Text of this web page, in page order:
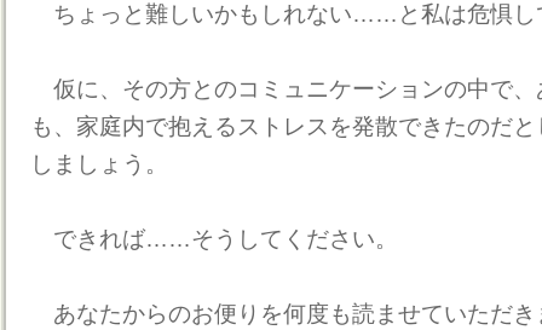
ちょっと難しいかもしれない……と私は危惧し
仮に、その方とのコミュニケーションの中で、
も、家庭内で抱えるストレスを発散できたのだ
しましょう。
できれば……そうしてください。
あなたからのお便りを何度も読ませていただ